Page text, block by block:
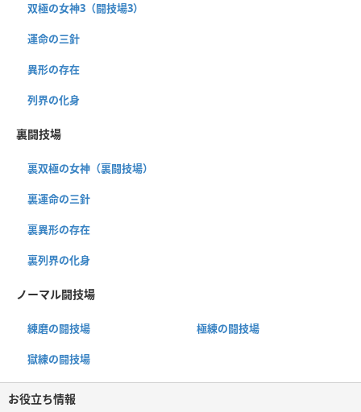
双極の女神3（闘技場3）
運命の三針
異形の存在
列界の化身
裏闘技場
裏双極の女神（裏闘技場）
裏運命の三針
裏異形の存在
裏列界の化身
ノーマル闘技場
練磨の闘技場 極練の闘技場
獄練の闘技場
お役立ち情報